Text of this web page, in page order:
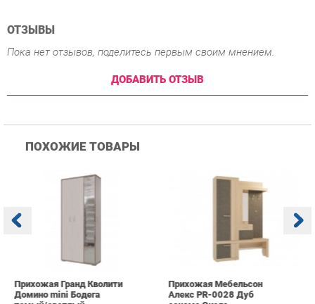
Прихожая Гранд Кволити
Домино mini Бодега
12 760 ₽ Купить
Алекс PR-0028 Дуб
Коллекции О проекте Весь мир